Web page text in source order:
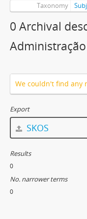
Taxonomy
0 Archival
We couldn't find any
Export
SKOS
Results
0
No. narrower terms
0